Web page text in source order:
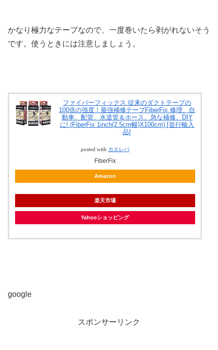
かなり極力なテープなので、一度巻いたら剥がれないそう
です。使うときには注意しましょう。
ファイバーフィックス 従来のダクトテープの
100倍の強度！最強補修テープFiberFix 修理、自
動車、配管、水道管＆ホース、急な補修、DIY
に! (FiberFix 1inch(2.5cm幅)X100cm) [並行輸入
品]
posted with カエレバ
FiberFix
Amazon
楽天市場
Yahooショッピング
google
スポンサーリンク